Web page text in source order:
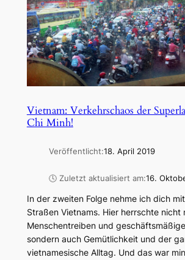
Vietnam: Verkehrschaos der
Chi Minh!
Veröffentlicht:18. April 2019
🕓 Zuletzt aktualisiert am:16.
In der zweiten Folge nehme ich dich
Straßen Vietnams. Hier herrschte nicht
Menschentreiben und
sondern auch Gemütlichkeit und der
vietnamesische Alltag. Und das war